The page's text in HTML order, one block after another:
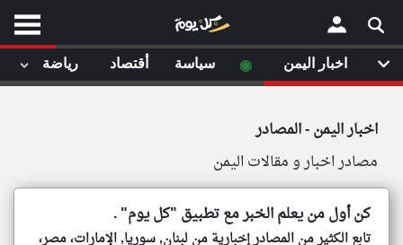
اخبار اليمن ◉ سياسة أقتصاد رياضة
موقع
كل
يوم
مقالات
الصفحة الرئيسية
أخر أخبار الوطن العربي
من نحن
×
اخبار اليمن - المصادر
مصادر اخبار و مقالات اليمن
كن أول من يعلم الخبر مع تطبيق "كل يوم" .
تابع الكثير من المصادر إخبارية من لبنان, سوريا, الإمارات، مصر،
اخبار اليمن ◉ سياسة أقتصاد رياضة
موقع
كل
يوم
مقالات